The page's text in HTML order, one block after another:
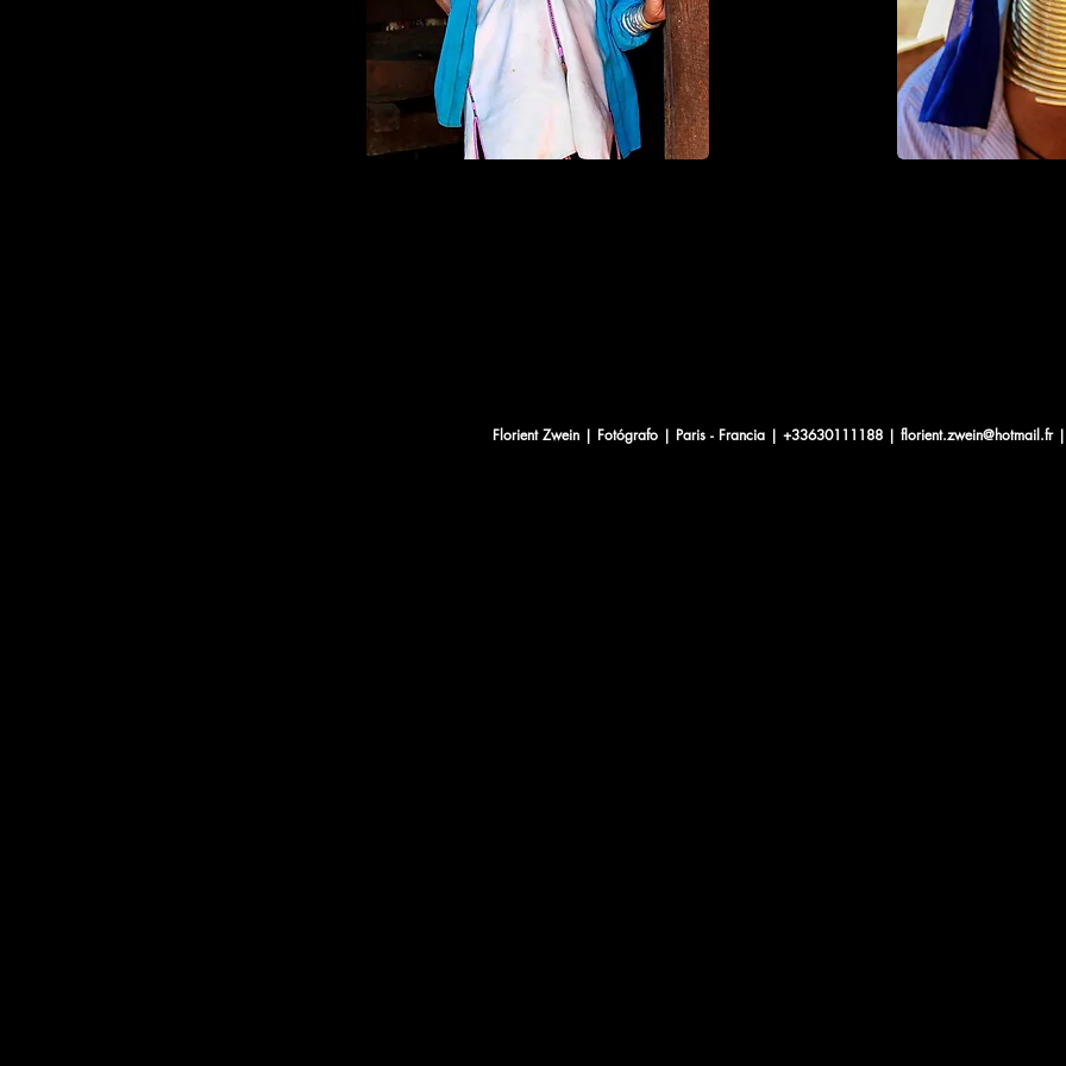
Florient Zwein | Fotógrafo | Paris - Francia | +33630111188 | florient.zwein@hotmail.fr|